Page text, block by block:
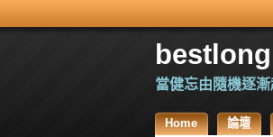
當健忘由隨機逐
Home 論壇